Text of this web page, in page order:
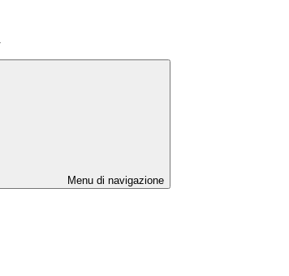
Menu di navigazione